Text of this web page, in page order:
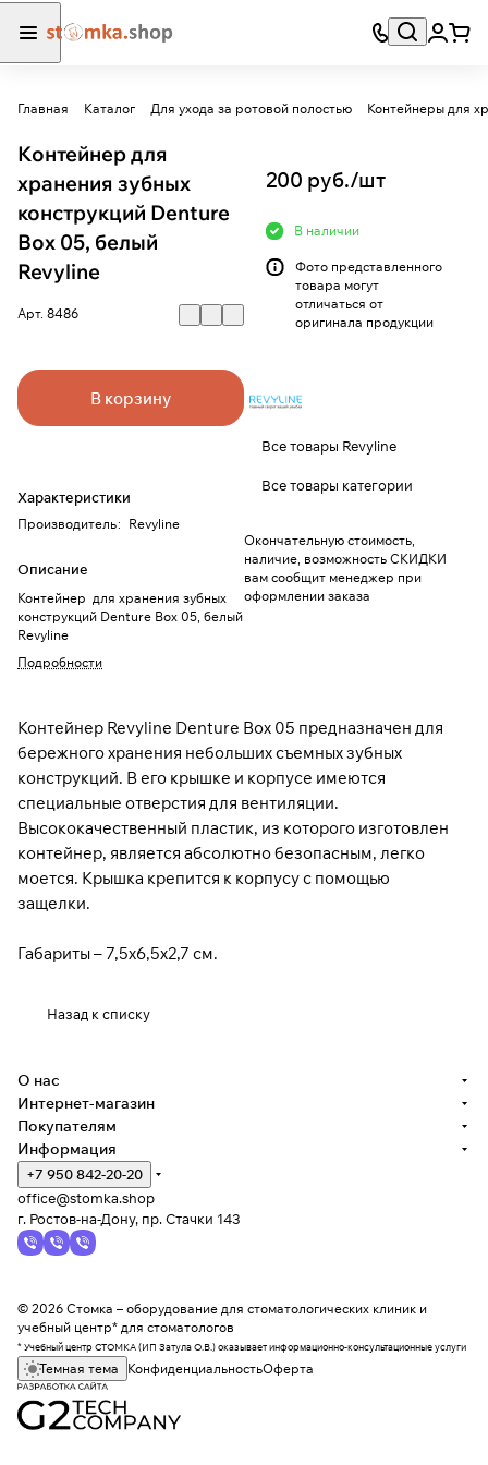
Главная Каталог Для ухода за ротовой полостью Контейнеры для
Контейнер для
хранения зубных
конструкций Denture
Box 05, белый
Revyline
Арт. 8486
В корзину
Характеристики
Производитель: Revyline
Описание
Контейнер для хранения зубных
конструкций Denture Box 05, белый
Revyline
Подробности
200 руб./шт
В наличии
Фото представленного
товара могут
отличаться от
оригинала продукции
Все товары Revyline
Все товары категории
Окончательную стоимость,
наличие, возможность СКИДКИ
вам сообщит менеджер при
оформлении заказа
Контейнер Revyline Denture Box 05 предназначен для
бережного хранения небольших съемных зубных
конструкций. В его крышке и корпусе имеются
специальные отверстия для вентиляции.
Высококачественный пластик, из которого изготовлен
контейнер, является абсолютно безопасным, легко
моется. Крышка крепится к корпусу с помощью
защелки.
Габариты – 7,5х6,5х2,7 см.
Назад к списку
О нас
Интернет-магазин
Покупателям
Информация
+7 950 842-20-20
office@stomka.shop
г. Ростов-на-Дону, пр. Стачки 143
© 2026 Стомка – оборудование для стоматологических клиник и
учебный центр* для стоматологов
* Учебный центр СТОМКА (ИП Затула О.В.) оказывает информационно-консультационные услуги
Темная тема КонфиденциальностьОферта